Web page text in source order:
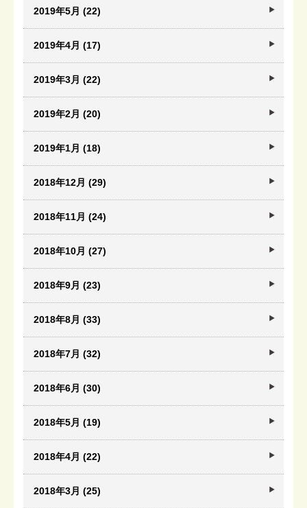
2019年5月 (22)
2019年4月 (17)
2019年3月 (22)
2019年2月 (20)
2019年1月 (18)
2018年12月 (29)
2018年11月 (24)
2018年10月 (27)
2018年9月 (23)
2018年8月 (33)
2018年7月 (32)
2018年6月 (30)
2018年5月 (19)
2018年4月 (22)
2018年3月 (25)